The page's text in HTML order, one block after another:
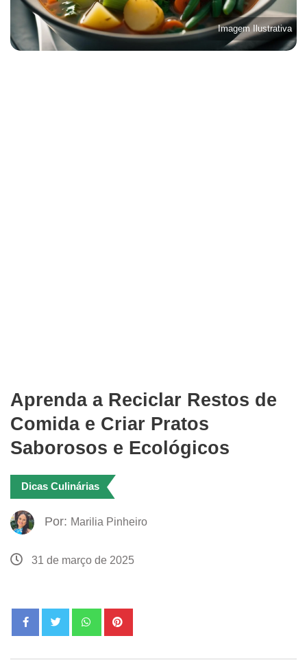
Imagem Ilustrativa
Aprenda a Reciclar Restos de
Comida e Criar Pratos
Saborosos e Ecológicos
Dicas Culinárias
Por: Marilia Pinheiro
31 de março de 2025